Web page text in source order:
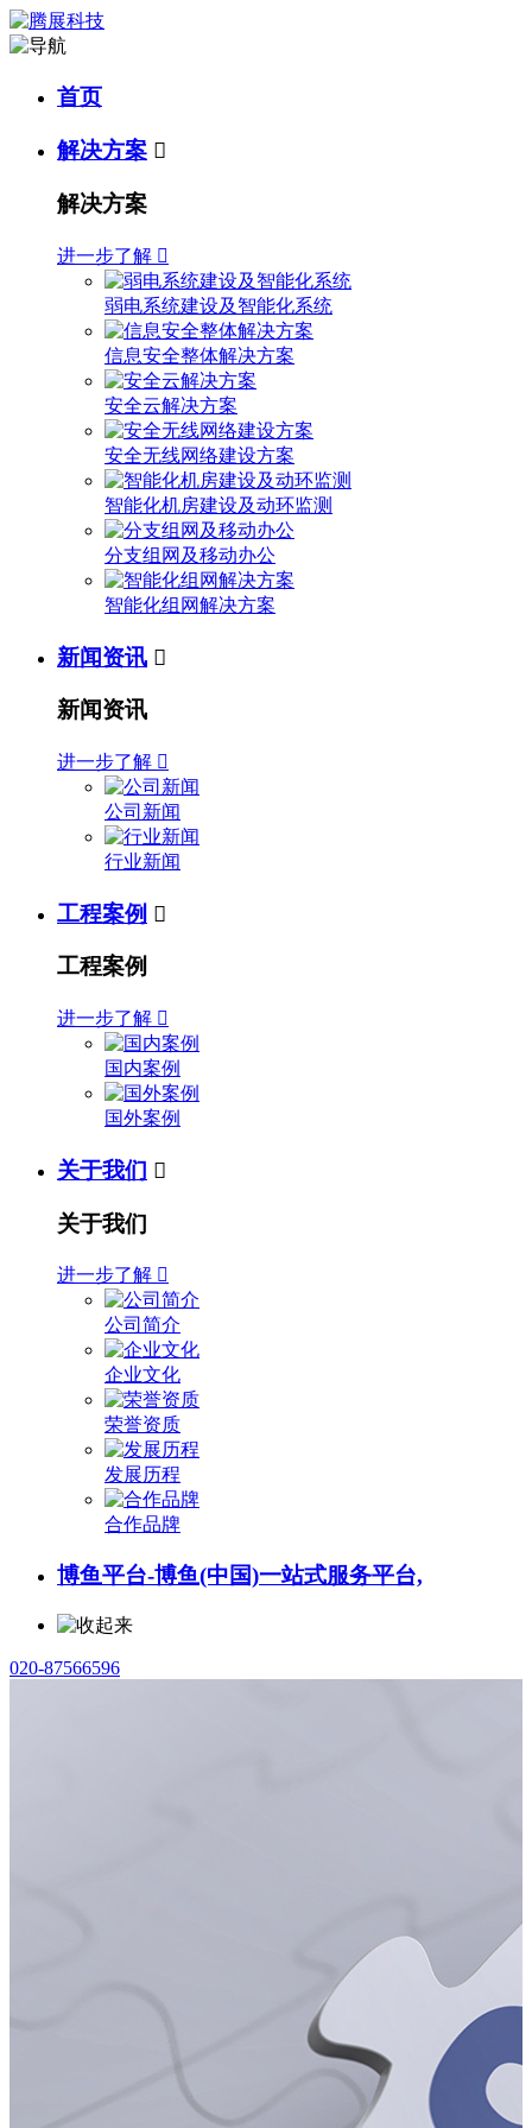
首页
解决方案 
解决方案
进一步了解 
弱电系统建设及智能化系统
信息安全整体解决方案
安全云解决方案
安全无线网络建设方案
智能化机房建设及动环监测
分支组网及移动办公
智能化组网解决方案
新闻资讯 
新闻资讯
进一步了解 
公司新闻
行业新闻
工程案例 
工程案例
进一步了解 
国内案例
国外案例
关于我们 
关于我们
进一步了解 
公司简介
企业文化
荣誉资质
发展历程
合作品牌
博鱼平台-博鱼(中国)一站式服务平台,
020-87566596